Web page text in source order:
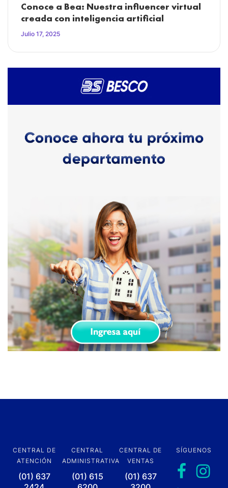
Conoce a Bea: Nuestra influencer virtual
creada con inteligencia artificial
Julio 17, 2025
CENTRAL DE
ATENCIÓN
(01) 637
CENTRAL
ADMINISTRATIVA
(01) 615
CENTRAL DE
VENTAS
(01) 637
SÍGUENOS